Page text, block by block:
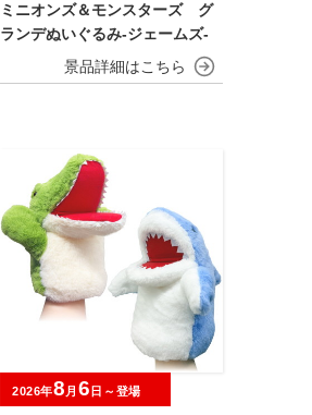
ミニオンズ＆モンスターズ グ
ランデぬいぐるみ‐ジェームズ‐
2026年8 月 6 日～登場